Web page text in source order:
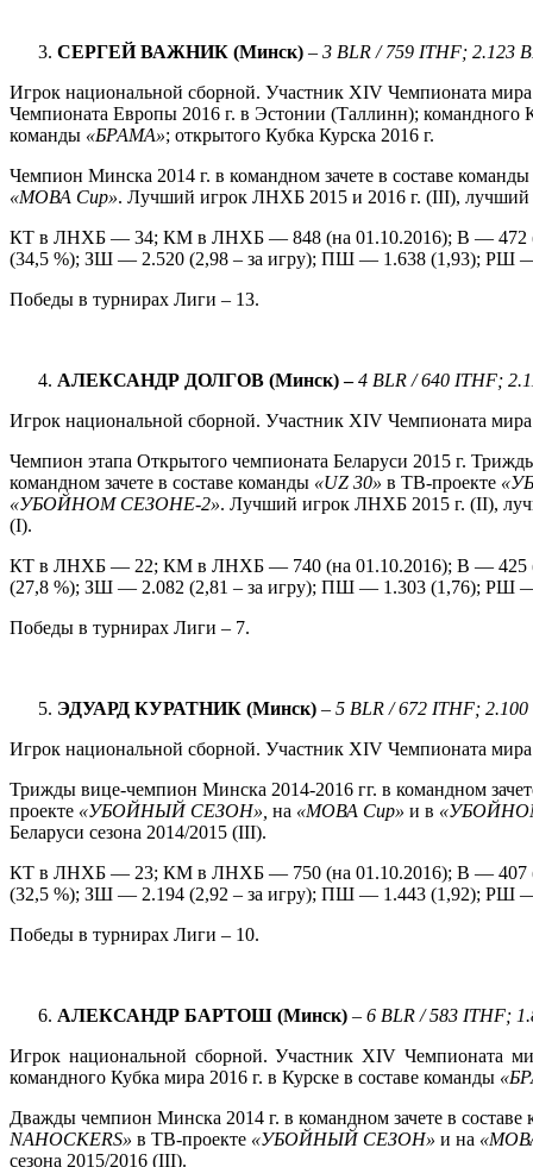
СЕРГЕЙ ВАЖНИК (Минск) – 3 BLR / 759 ITHF; 2.123
Игрок национальной сборной. Участник XIV Чемпионата
Чемпионата Европы 2016 г. в Эстонии (Таллинн); командного
команды «БРАМА»; открытого Кубка Курска 2016 г.
Чемпион Минска 2014 г. в командном зачете в составе команды
«МОВА Cup». Лучший игрок ЛНХБ 2015 и 2016 г. (IIІ), лучший
КТ в ЛНХБ — 34; КМ в ЛНХБ — 848 (на 01.10.2016); В — 472
(34,5 %); ЗШ — 2.520 (2,98 – за игру); ПШ — 1.638 (1,93); РШ
Победы в турнирах Лиги – 13.
АЛЕКСАНДР ДОЛГОВ (Минск) –4 BLR / 640 ITHF;
Игрок национальной сборной. Участник XIV Чемпионата
Чемпион этапа Открытого чемпионата Беларуси 2015 г.
командном зачете в составе команды «UZ 30» в ТВ-проекте
«УБОЙНОМ СЕЗОНЕ-2». Лучший игрок ЛНХБ 2015 г. (II),
(I).
КТ в ЛНХБ — 22; КМ в ЛНХБ — 740 (на 01.10.2016); В — 425
(27,8 %); ЗШ — 2.082 (2,81 – за игру); ПШ — 1.303 (1,76); РШ
Победы в турнирах Лиги – 7.
ЭДУАРД КУРАТНИК (Минск) – 5 BLR / 672 ITHF;
Игрок национальной сборной. Участник XIV Чемпионата
Трижды вице-чемпион Минска 2014-2016 гг. в командном
проекте «УБОЙНЫЙ СЕЗОН», на «МОВА Cup» и в
Беларуси сезона 2014/2015 (IІІ).
КТ в ЛНХБ — 23; КМ в ЛНХБ — 750 (на 01.10.2016); В — 407
(32,5 %); ЗШ — 2.194 (2,92 – за игру); ПШ — 1.443 (1,92); РШ
Победы в турнирах Лиги – 10.
АЛЕКСАНДР БАРТОШ (Минск) – 6 BLR / 583 ITHF;
Игрок национальной сборной. Участник XIV Чемпионата
командного Кубка мира 2016 г. в Курске в составе команды
Дважды чемпион Минска 2014 г. в командном зачете в составе
NAHOCKERS» в ТВ-проекте «УБОЙНЫЙ СЕЗОН» и на
сезона 2015/2016 (IІІ).